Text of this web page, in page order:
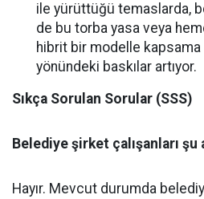
ile yürüttüğü temaslarda,
de bu torba yasa veya
hibrit bir modelle
yönündeki baskılar artıyor.
Sıkça Sorulan Sorular (SSS)
Belediye şirket çalışanları şu
Hayır. Mevcut durumda